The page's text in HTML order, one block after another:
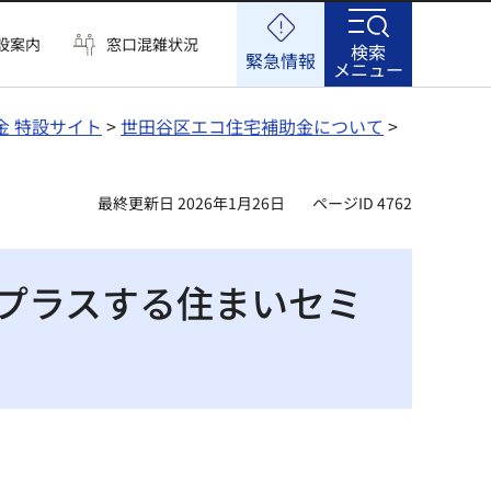
案内 窓口混雑状況
緊急情報 検索
メニュー
特設サイト >世田谷区エコ住宅補助金について >
最終更新日 2026年1月26日 ページID 4762
ラスする住まいセミ